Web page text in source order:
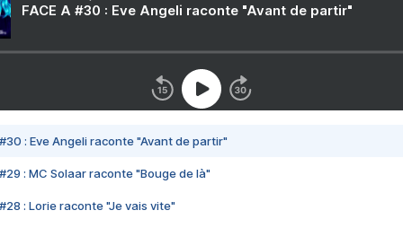
FACE A #30 : Eve Angeli raconte "Avant de partir"
#30 : Eve Angeli raconte "Avant de partir"
#29 : MC Solaar raconte "Bouge de là"
#28 : Lorie raconte "Je vais vite"